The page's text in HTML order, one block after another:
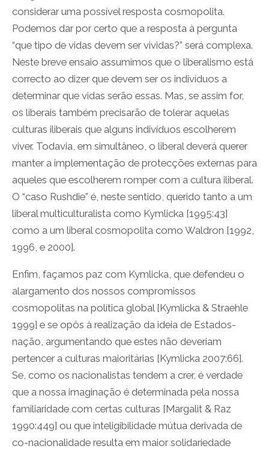
considerar uma possível resposta cosmopolita.
Podemos dar por certo que a resposta à pergunta
“que tipo de vidas devem ser vividas?” será complexa.
Neste breve ensaio assumimos que o liberalismo está
correcto ao dizer que devem ser os indivíduos a
determinar que vidas serão essas. Mas, se assim for,
os liberais também precisarão de tolerar aquelas
culturas iliberais que alguns indivíduos escolherem
viver. Todavia, em simultâneo, o liberal deverá querer
manter a implementação de protecções externas para
aqueles que escolherem romper com a cultura iliberal.
O “caso Rushdie” é, neste sentido, querido tanto a um
liberal multiculturalista como Kymlicka [1995:43]
como a um liberal cosmopolita como Waldron [1992,
1996, e 2000].
Enfim, façamos paz com Kymlicka, que defendeu o
alargamento dos nossos compromissos
cosmopolitas na política global [Kymlicka & Straehle
1999] e se opôs à realização da ideia de Estados-
nação, argumentando que estes não deveriam
pertencer a culturas maioritárias [Kymlicka 2007:66].
Se, como os nacionalistas tendem a crer, é verdade
que a nossa imaginação é determinada pela nossa
familiaridade com certas culturas [Margalit & Raz
1990:449] ou que inteligibilidade mútua derivada de
co-nacionalidade resulta em maior solidariedade